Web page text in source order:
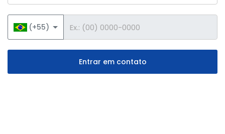
(+55)
Entrar em contato